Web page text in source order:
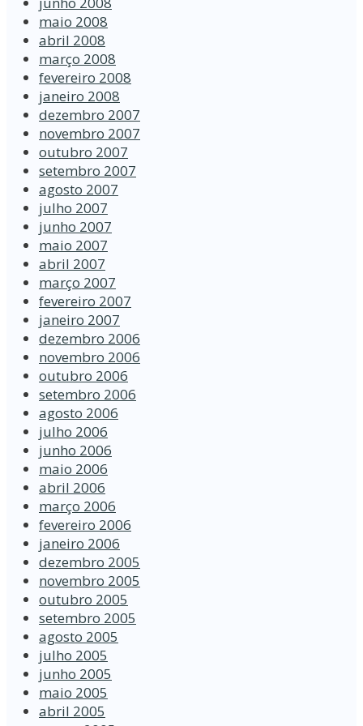
maio 2008
abril 2008
março 2008
fevereiro 2008
janeiro 2008
dezembro 2007
novembro 2007
outubro 2007
setembro 2007
agosto 2007
julho 2007
junho 2007
maio 2007
abril 2007
março 2007
fevereiro 2007
janeiro 2007
dezembro 2006
novembro 2006
outubro 2006
setembro 2006
agosto 2006
julho 2006
junho 2006
maio 2006
abril 2006
março 2006
fevereiro 2006
janeiro 2006
dezembro 2005
novembro 2005
outubro 2005
setembro 2005
agosto 2005
julho 2005
junho 2005
maio 2005
abril 2005